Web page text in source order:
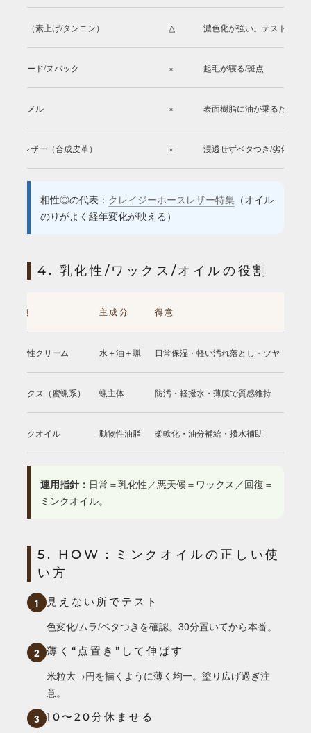
ヌメ（素上げ/タンニン） △ 濃色化が強い。テスト必須
スエード/ヌバック × 起毛が寝る/斑点
エナメル × 表面樹脂に油が乗るだけ
PUレザー（合成皮革） × 浸透せずベタつき/劣化誘発
相性◎の代表： クレイジーホースレザー特集 （オイル
のりがよく経年変化が映える）
4. 乳化性/ワックス/オイルの役割
種類 主成分 得意
乳化性クリーム 水＋油＋蝋 日常保湿・軽い汚れ落とし・ツヤ
ワックス（蜜蝋系） 蝋主体 防汚・軽撥水・薄膜で質感維持
ミンクオイル 動物性油脂 柔軟化・油分補給・撥水補助
運用指針： 日常＝乳化性／悪天候＝ワックス／回復＝
ミンクオイル。
5. HOW：ミンクオイルの正しい使
い方
1 見えない所でテスト
色変化/ムラ/ベタつきを確認。30分置いてから本番。
2 薄く“点置き”して伸ばす
米粒大→円を描くように薄く均一。塗り広げ過ぎ注
意。
3 10〜20分休ませる